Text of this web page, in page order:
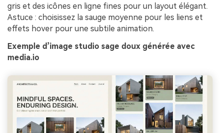
gris et des icônes en ligne fines pour un layout élégant.
Astuce : choisissez la sauge moyenne pour les liens et
effets hover pour une subtile animation.
Exemple d’image studio sage doux générée avec
media.io